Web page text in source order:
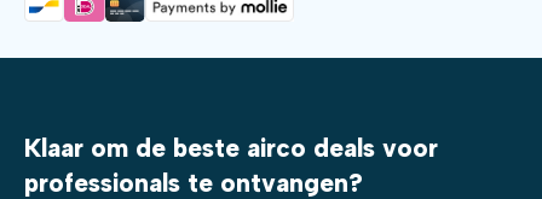
Klaar om de beste airco deals voor
professionals te ontvangen?